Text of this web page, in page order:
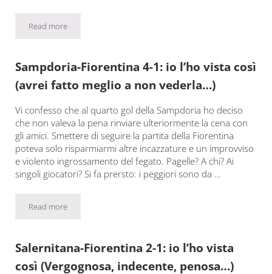
Read moreFiorentina-Galatasaray 1-2: io l’ho vista così (Confermati più i
Sampdoria-Fiorentina 4-1: io l’ho vista così
(avrei fatto meglio a non vederla…)
Vi confesso che al quarto gol della Sampdoria ho deciso
che non valeva la pena rinviare ulteriormente la cena con
gli amici. Smettere di seguire la partita della Fiorentina
poteva solo risparmiarmi altre incazzature e un improvviso
e violento ingrossamento del fegato. Pagelle? A chi? Ai
singoli giocatori? Si fa prersto: i peggiori sono da …
Read moreSampdoria-Fiorentina 4-1: io l’ho vista così (avrei fatto meglio
Salernitana-Fiorentina 2-1: io l’ho vista
così (Vergognosa, indecente, penosa…)